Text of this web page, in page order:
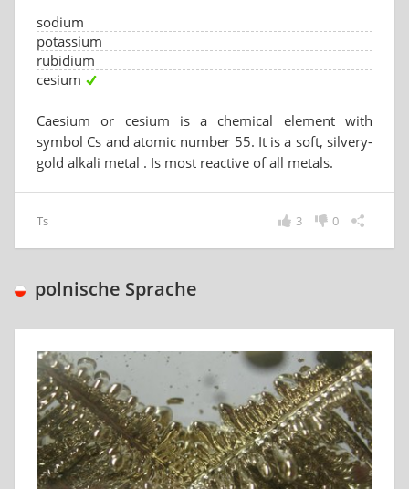
sodium
potassium
rubidium
cesium
Caesium or cesium is a chemical element with
symbol Cs and atomic number 55. It is a soft, silvery-
gold alkali metal . Is most reactive of all metals.
Ts 0
3
polnische Sprache